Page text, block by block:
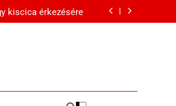
kiscica érkezésére
jöhetnek a
leggyakoribb okok
jöhetnek a